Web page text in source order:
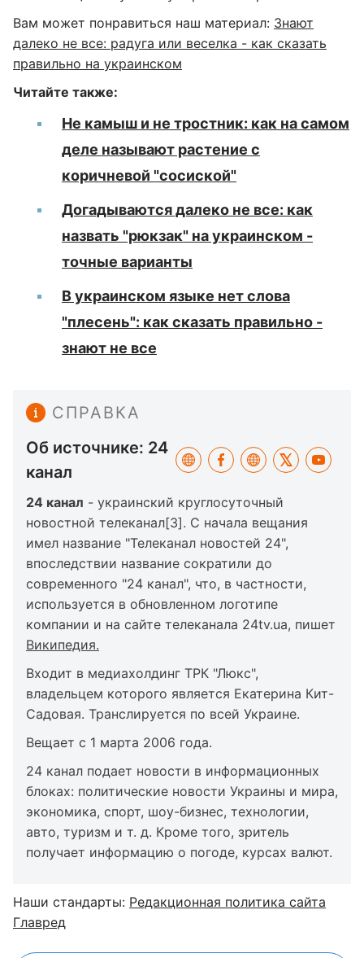
Вам может понравиться наш материал: Знают
далеко не все: радуга или веселка - как сказать
правильно на украинском
Читайте также:
Не камыш и не тростник: как на самом
деле называют растение с
коричневой "сосиской"
Догадываются далеко не все: как
назвать "рюкзак" на украинском -
точные варианты
В украинском языке нет слова
"плесень": как сказать правильно -
знают не все
СПРАВКА
Об источнике: 24
канал
24 канал - украинский круглосуточный
новостной телеканал[3]. С начала вещания
имел название "Телеканал новостей 24",
впоследствии название сократили до
современного "24 канал", что, в частности,
используется в обновленном логотипе
компании и на сайте телеканала 24tv.ua, пишет
Википедия.
Входит в медиахолдинг ТРК "Люкс",
владельцем которого является Екатерина Кит-
Садовая. Транслируется по всей Украине.
Вещает с 1 марта 2006 года.
24 канал подает новости в информационных
блоках: политические новости Украины и мира,
экономика, спорт, шоу-бизнес, технологии,
авто, туризм и т. д. Кроме того, зритель
получает информацию о погоде, курсах валют.
Наши стандарты: Редакционная политика сайта
Главред